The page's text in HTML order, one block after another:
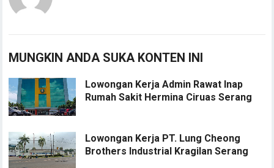
MUNGKIN ANDA SUKA KONTEN INI
Lowongan Kerja Admin Rawat Inap
Rumah Sakit Hermina Ciruas Serang
Lowongan Kerja PT. Lung Cheong
Brothers Industrial Kragilan Serang